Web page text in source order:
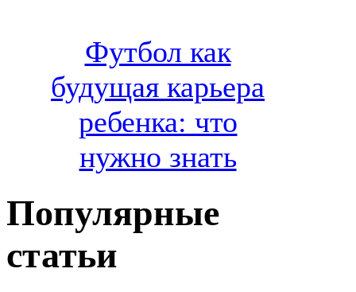
Футбол как
будущая карьера
ребенка: что
нужно знать
Популярные
статьи